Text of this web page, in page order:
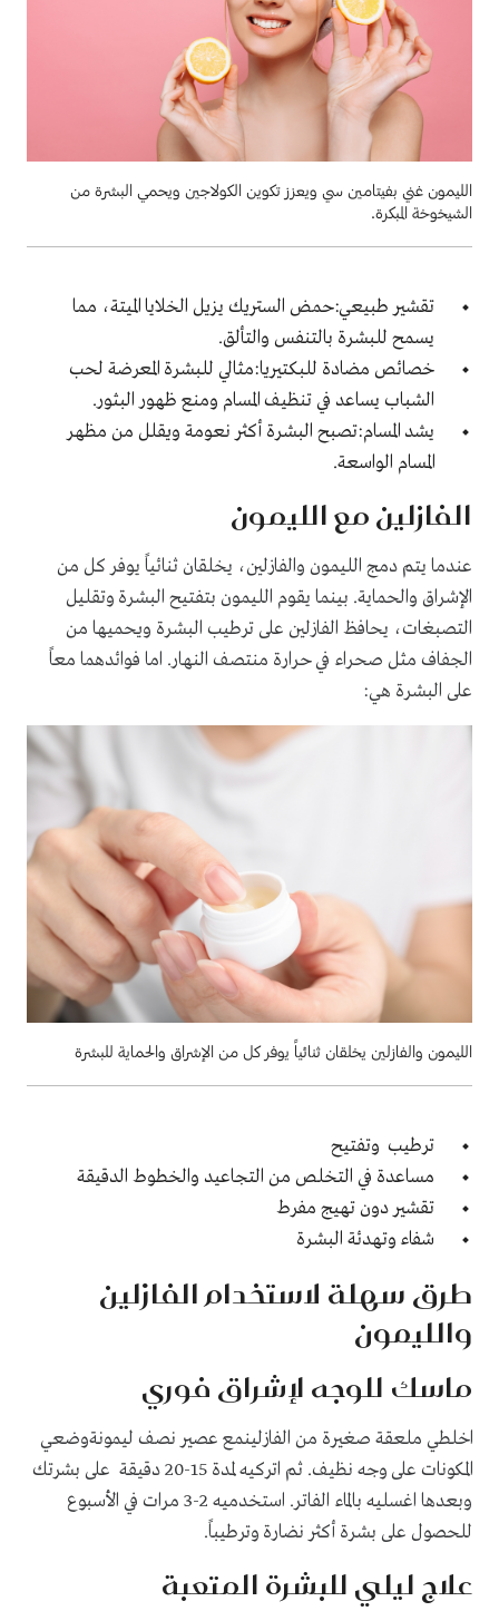
الليمون غني بفيتامين سي ويعزز تكوين الكولاجين ويحمي البشرة من
الشيخوخة المبكرة.
تقشير طبيعي:حمض الستريك يزيل الخلايا الميتة، مما
يسمح للبشرة بالتنفس والتألق.
خصائص مضادة للبكتيريا:مثالي للبشرة المعرضة لحب
الشباب يساعد في تنظيف المسام ومنع ظهور البثور.
يشد المسام:تصبح البشرة أكثر نعومة ويقلل من مظهر
المسام الواسعة.
الفازلين مع الليمون
عندما يتم دمج الليمون والفازلين، يخلقان ثنائياً يوفر كل من
الإشراق والحماية. بينما يقوم الليمون بتفتيح البشرة وتقليل
التصبغات، يحافظ الفازلين على ترطيب البشرة ويحميها من
الجفاف مثل صحراء في حرارة منتصف النهار. اما فوائدهما معاً
على البشرة هي:
الليمون والفازلين يخلقان ثنائياً يوفر كل من الإشراق والحماية للبشرة
ترطيب وتفتيح
مساعدة في التخلص من التجاعيد والخطوط الدقيقة
تقشير دون تهيج مفرط
شفاء وتهدئة البشرة
طرق سهلة لاستخدام الفازلين
والليمون
ماسك للوجه لإشراق فوري
اخلطي ملعقة صغيرة من الفازلينمع عصير نصف ليمونةوضعي
المكونات على وجه نظيف. ثم اتركيه لمدة 15-20 دقيقة على بشرتك
وبعدها اغسليه بالماء الفاتر. استخدميه 2-3 مرات في الأسبوع
للحصول على بشرة أكثر نضارة وترطيباً.
علاج ليلي للبشرة المتعبة